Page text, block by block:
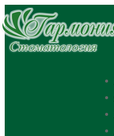
Перейти
к
содержимому
Меню
Закрыть